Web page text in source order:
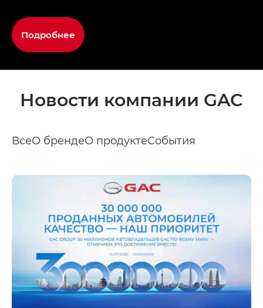
Подробнее
Новости компании GAC
ВсеО брендеО продуктеСобытия